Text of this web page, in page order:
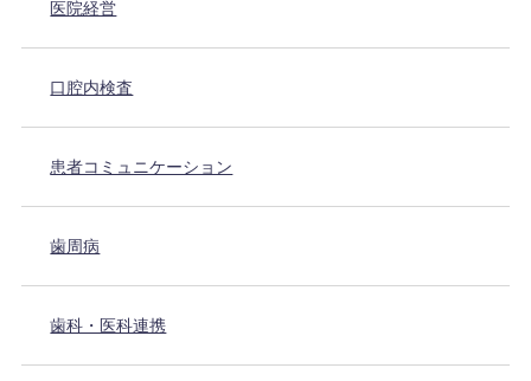
医院経営
口腔内検査
患者コミュニケーション
歯周病
歯科・医科連携